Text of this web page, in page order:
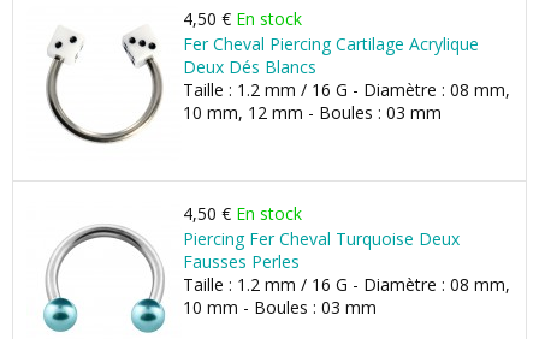
4,50 € En stock
Fer Cheval Piercing Cartilage Acrylique
Deux Dés Blancs
Taille : 1.2 mm / 16 G - Diamètre : 08 mm,
10 mm, 12 mm - Boules : 03 mm
4,50 € En stock
Piercing Fer Cheval Turquoise Deux
Fausses Perles
Taille : 1.2 mm / 16 G - Diamètre : 08 mm,
10 mm - Boules : 03 mm